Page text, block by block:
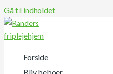
Gå til indholdet
Forside
Bliv beboer